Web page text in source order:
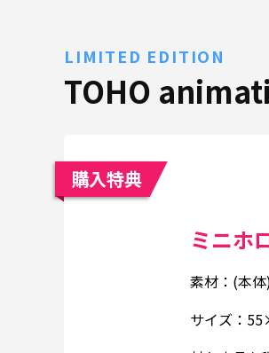
LIMITED EDITION
TOHO
購入特典
ミニホ
素材：(本
サイズ：